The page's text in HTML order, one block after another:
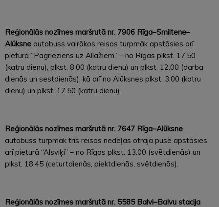
Reģionālās nozīmes maršrutā nr. 7906 Rīga–Smiltene–
Alūksne autobuss vairākos reisos turpmāk apstāsies arī
pieturā “Pagrieziens uz Allažiem” – no Rīgas plkst. 17.50
(katru dienu), plkst. 8.00 (katru dienu) un plkst. 12.00 (darba
dienās un sestdienās), kā arī no Alūksnes plkst. 3.00 (katru
dienu) un plkst. 17.50 (katru dienu).
Reģionālās nozīmes maršrutā nr. 7647 Rīga–Alūksne
autobuss turpmāk trīs reisos nedēļas otrajā pusē apstāsies
arī pieturā “Alsviķi” – no Rīgas plkst. 13.00 (svētdienās) un
plkst. 18.45 (ceturtdienās, piektdienās, svētdienās).
Reģionālās nozīmes maršrutā nr. 5585 Balvi–Balvu stacija